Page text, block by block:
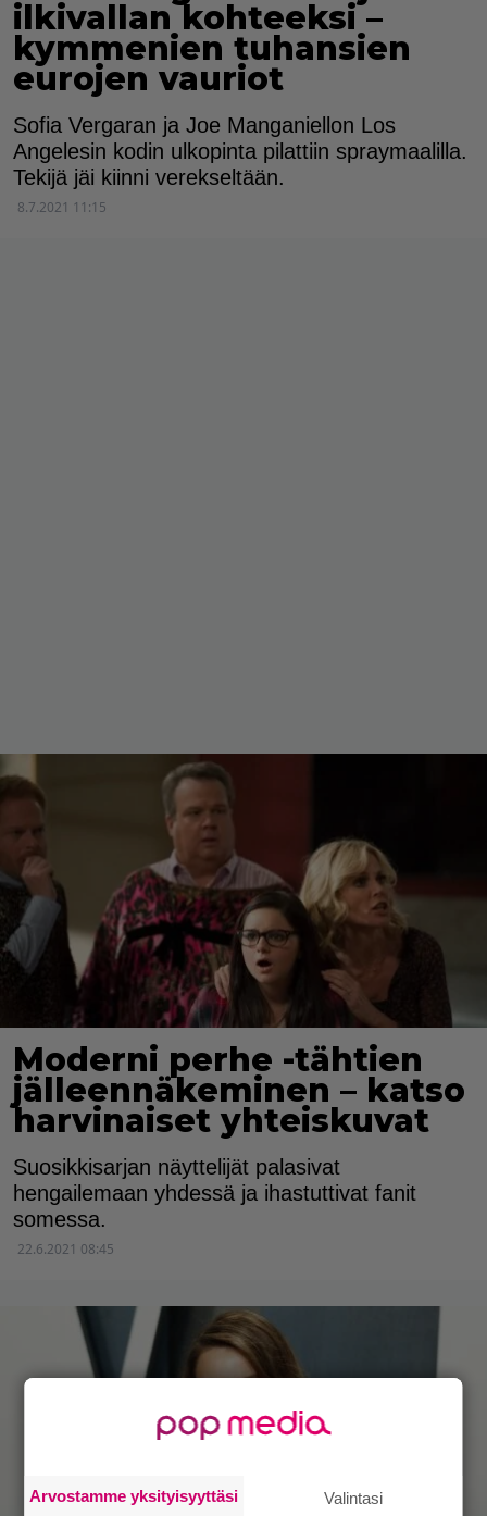
ilkivallan kohteeksi –
kymmenien tuhansien
eurojen vauriot
Sofia Vergaran ja Joe Manganiellon Los
Angelesin kodin ulkopinta pilattiin spraymaalilla.
Tekijä jäi kiinni verekseltään.
8.7.2021 11:15
Moderni perhe -tähtien
jälleennäkeminen – katso
harvinaiset yhteiskuvat
Suosikkisarjan näyttelijät palasivat
hengailemaan yhdessä ja ihastuttivat fanit
somessa.
22.6.2021 08:45
Arvostamme yksityisyyttäsi Valintasi